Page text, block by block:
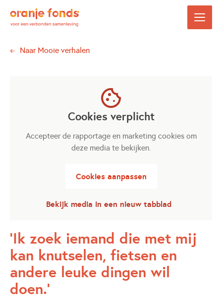
Naar Mooie verhalen
Cookies verplicht
Accepteer de rapportage en marketing cookies om
deze media te bekijken.
Cookies aanpassen
Bekijk media in een nieuw tabblad
Opent in een nieuwe tab
Ik zoek iemand die met mij
kan knutselen, fietsen en
andere leuke dingen wil
doen.